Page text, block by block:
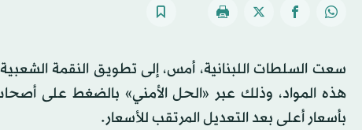
سعت السلطات اللبنانية، أمس، إلى تطويق النقمة
هذه المواد، وذلك عبر «الحل الأمني» بالضغط على
بأسعار أعلى بعد التعديل المرتقب للأسعار.